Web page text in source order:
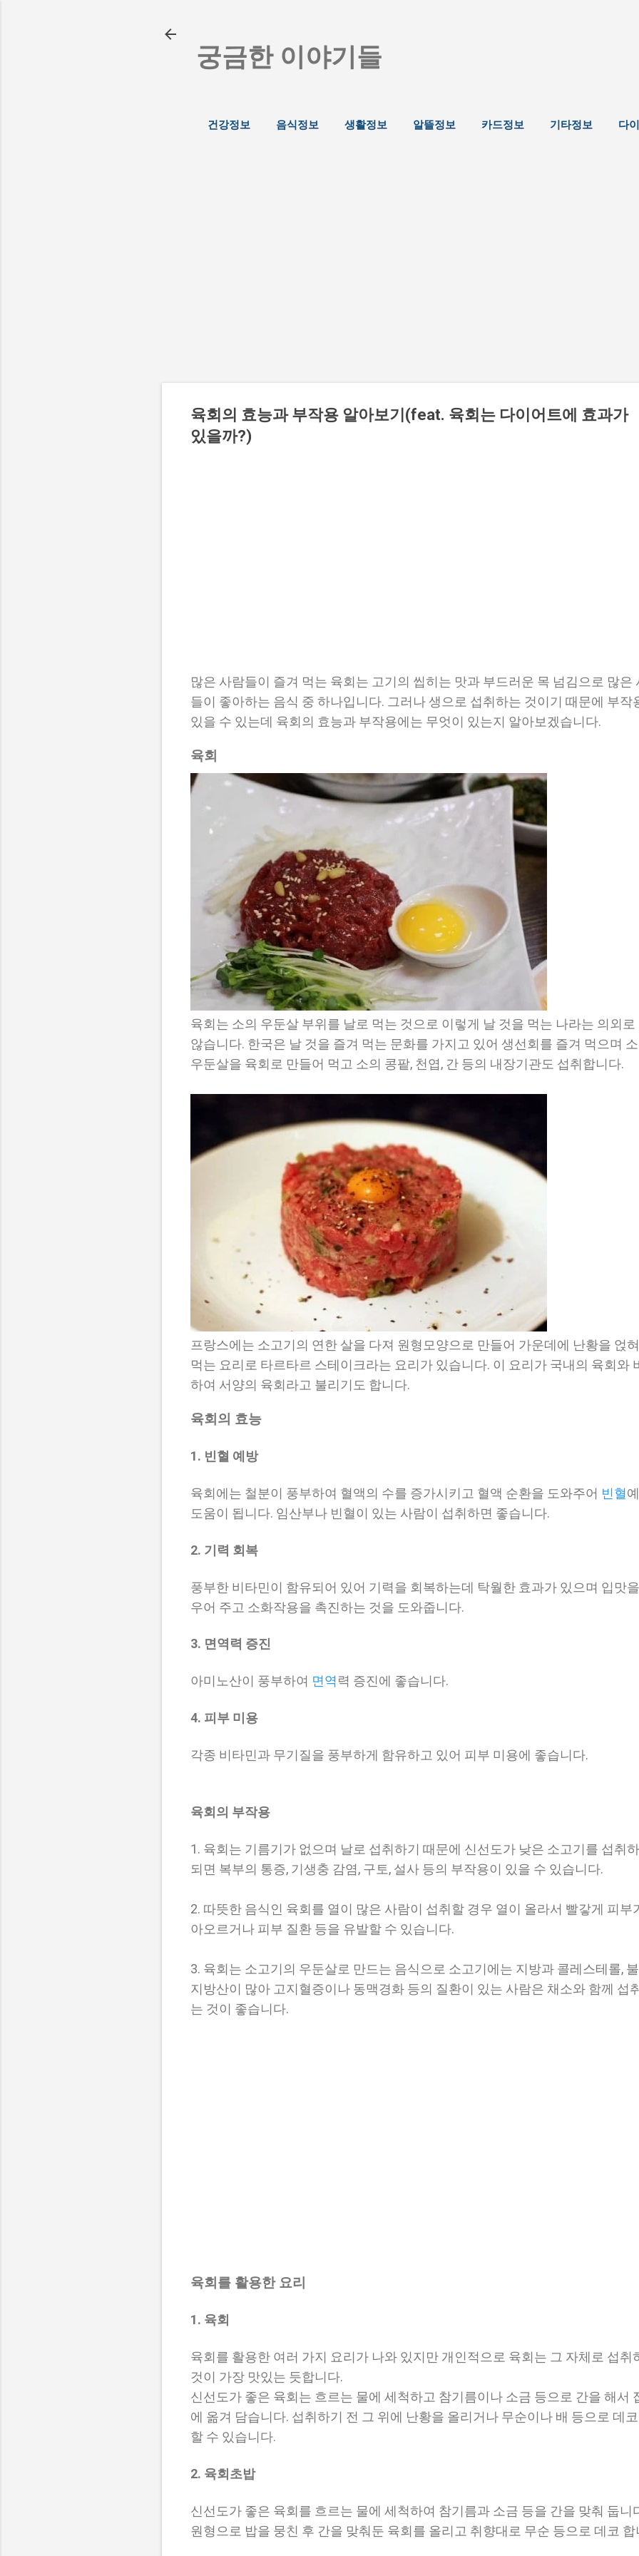
궁금한 이야기들
건강정보 음식정보 생활정보 알뜰정보 카드정보 기타정보 다
육회의 효능과 부작용 알아보기(feat. 육회는 다이어트에 효과가
있을까?)
많은 사람들이 즐겨 먹는 육회는 고기의 씹히는 맛과 부드러운 목 넘김으로 많은
들이 좋아하는 음식 중 하나입니다. 그러나 생으로 섭취하는 것이기 때문에 부작
있을 수 있는데 육회의 효능과 부작용에는 무엇이 있는지 알아보겠습니다.
육회
육회는 소의 우둔살 부위를 날로 먹는 것으로 이렇게 날 것을 먹는 나라는 의외로
않습니다. 한국은 날 것을 즐겨 먹는 문화를 가지고 있어 생선회를 즐겨 먹으며
우둔살을 육회로 만들어 먹고 소의 콩팥, 천엽, 간 등의 내장기관도 섭취합니다.
프랑스에는 소고기의 연한 살을 다져 원형모양으로 만들어 가운데에 난황을 얹
먹는 요리로 타르타르 스테이크라는 요리가 있습니다. 이 요리가 국내의 육회와
하여 서양의 육회라고 불리기도 합니다.
육회의 효능
1. 빈혈 예방
육회에는 철분이 풍부하여 혈액의 수를 증가시키고 혈액 순환을 도와주어 빈혈
도움이 됩니다. 임산부나 빈혈이 있는 사람이 섭취하면 좋습니다.
2. 기력 회복
풍부한 비타민이 함유되어 있어 기력을 회복하는데 탁월한 효과가 있으며 입맛
우어 주고 소화작용을 촉진하는 것을 도와줍니다.
3. 면역력 증진
아미노산이 풍부하여 면역력 증진에 좋습니다.
4. 피부 미용
각종 비타민과 무기질을 풍부하게 함유하고 있어 피부 미용에 좋습니다.
육회의 부작용
1. 육회는 기름기가 없으며 날로 섭취하기 때문에 신선도가 낮은 소고기를 섭취
되면 복부의 통증, 기생충 감염, 구토, 설사 등의 부작용이 있을 수 있습니다.
2. 따뜻한 음식인 육회를 열이 많은 사람이 섭취할 경우 열이 올라서 빨갛게 피부
아오르거나 피부 질환 등을 유발할 수 있습니다.
3. 육회는 소고기의 우둔살로 만드는 음식으로 소고기에는 지방과 콜레스테롤,
지방산이 많아 고지혈증이나 동맥경화 등의 질환이 있는 사람은 채소와 함께 섭
는 것이 좋습니다.
육회를 활용한 요리
1. 육회
육회를 활용한 여러 가지 요리가 나와 있지만 개인적으로 육회는 그 자체로 섭취
것이 가장 맛있는 듯합니다.
신선도가 좋은 육회는 흐르는 물에 세척하고 참기름이나 소금 등으로 간을 해서
에 옮겨 담습니다. 섭취하기 전 그 위에 난황을 올리거나 무순이나 배 등으로 데
할 수 있습니다.
2. 육회초밥
신선도가 좋은 육회를 흐르는 물에 세척하여 참기름과 소금 등을 간을 맞춰 둡니
원형으로 밥을 뭉친 후 간을 맞춰둔 육회를 올리고 취향대로 무순 등으로 데코 합